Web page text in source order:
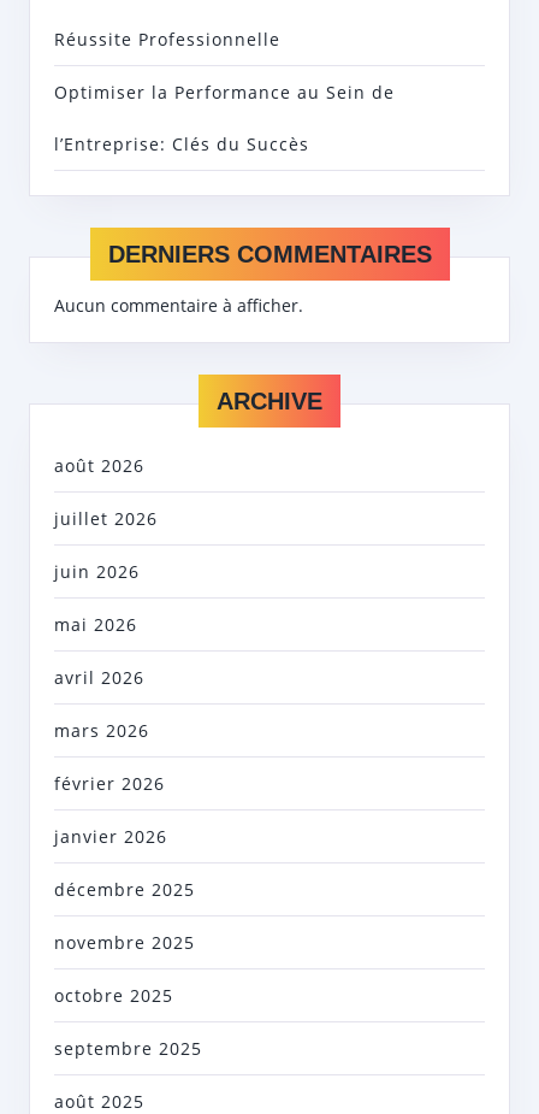
Réussite Professionnelle
Optimiser la Performance au Sein de
l’Entreprise: Clés du Succès
DERNIERS COMMENTAIRES
Aucun commentaire à afficher.
ARCHIVE
août 2026
juillet 2026
juin 2026
mai 2026
avril 2026
mars 2026
février 2026
janvier 2026
décembre 2025
novembre 2025
octobre 2025
septembre 2025
août 2025